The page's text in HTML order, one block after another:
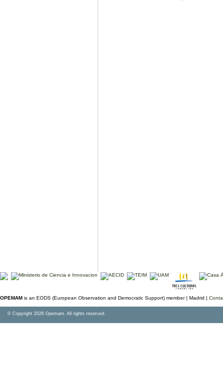
OPEMAM is an EODS (European Observation and Democratic Support) member | Madrid |
© Copyright 2026 Opemam. All rights reserved.